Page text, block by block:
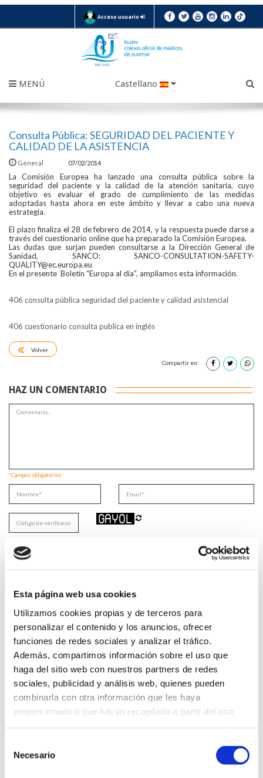
Esta página web usa cookies
Utilizamos cookies propias y de terceros para
personalizar el contenido y los anuncios, ofrecer
funciones de redes sociales y analizar el tráfico.
Además, compartimos información sobre el uso que
haga del sitio web con nuestros partners de redes
sociales, publicidad y análisis web, quienes pueden
combinarla con otra información que les haya
proporcionado o que hayan recopilado a partir del uso
Necesario
Acceso usuario
MENÚ Castellano
Consulta Pública: SEGURIDAD DEL PACIENTE Y
CALIDAD DE LA ASISTENCIA
General 07/02/2014
La Comisión Europea ha lanzado una consulta pública sobre la
seguridad del paciente y la calidad de la atención sanitaria, cuyo
objetivo es evaluar el grado de cumplimiento de las medidas
adoptadas hasta ahora en este ámbito y llevar a cabo una nueva
estrategia.
El plazo finaliza el 28 de febrero de 2014, y la respuesta puede darse a
través del cuestionario online que ha preparado la Comisión Europea.
Las dudas que surjan pueden consultarse a la Dirección General de
Sanidad, SANCO: SANCO-CONSULTATION-SAFETY-
QUALITY@ec.europa.eu
En el presente Boletín “Europa al día”, ampliamos esta información.
406 consulta pública seguridad del paciente y calidad asistencial
406 cuestionario consulta publica en inglés
Volver
Compartir en:
HAZ UN COMENTARIO
*Campos obligatorios
He leido y acepto la
DESTACADAS
SANIDAD CREA UN DIPLOMA OFICIAL PARA RECONOCER LA
LABOR DE LOS TUTORES DE RESIDENTES
06/08/2026
LA ALIANZA MÉDICA POR LA SALUD PLANETARIA SE ADHIERE
AL PACTO DE ESTADO FRENTE A LA EMERGENCIA CLIMÁTICA
PREMIOS DE LA REAL ACADEMIA DE MEDICINA DE GALICIA
31/07/2026
REFORMA DE LAS MUTUALIDADES ALTERNATIVAS Y LA
PASARELA AL RETA